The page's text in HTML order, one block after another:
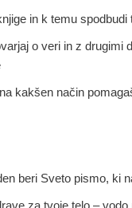
in k temu spodbudi
o veri in z drugimi
kakšen način
beri Sveto pismo, ki
za tvoje telo – vodo